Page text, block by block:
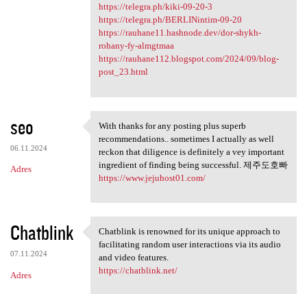
https://telegra.ph/kiki-09-20-3
https://telegra.ph/BERLINintim-09-20
https://rauhane11.hashnode.dev/dor-shykh-
rohany-fy-almgtmaa
https://rauhane112.blogspot.com/2024/09/blog-
post_23.html
seo
06.11.2024
Adres
With thanks for any posting
With thanks for any posting plus superb
recommendations.. sometimes I actually as well
reckon that diligence is definitely a vey important
ingredient of finding being successful. 제주도호빠
https://www.jejuhost01.com/
Chatblink
07.11.2024
Adres
Chatblink is renowned for its
Chatblink is renowned for its unique approach to
facilitating random user interactions via its audio
and video features.
https://chatblink.net/